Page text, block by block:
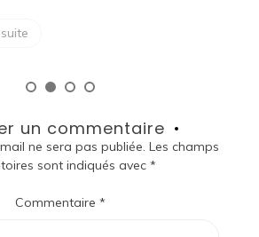
un commentaire
ne sera pas publiée. Les champs
sont indiqués avec *
Commentaire *